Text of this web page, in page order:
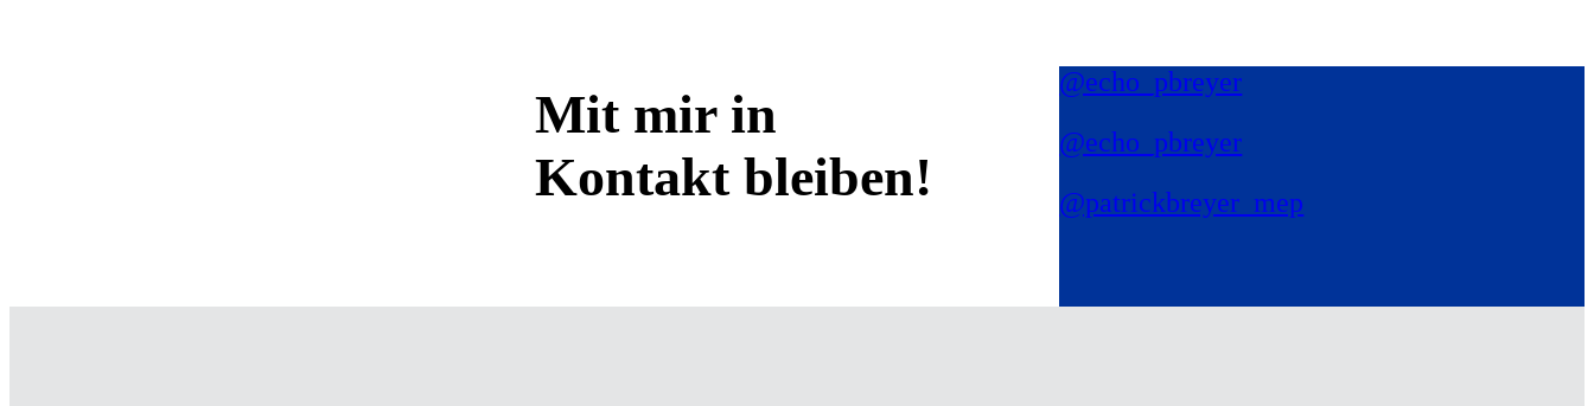
Mit mir in
Kontakt bleiben!
@echo_pbreyer
@echo_pbreyer
@patrickbreyer_mep